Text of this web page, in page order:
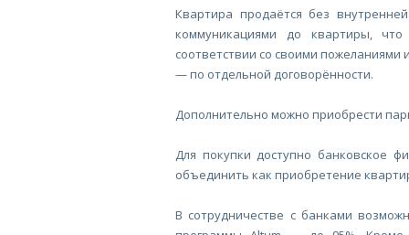
Квартира продаётся без
коммуникациями до квартиры,
соответствии со своими пожеланиями
— по отдельной договорённости.
Дополнительно можно приобрести
Для покупки доступно банковское
объединить как приобретение
В сотрудничестве с банками